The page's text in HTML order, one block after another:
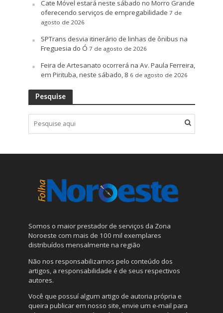
Cate Móvel estará neste sábado no Morro Grande
oferecendo serviços de empregabilidade 7 de
agosto de 2026
SPTrans desvia itinerário de linhas de ônibus na
Freguesia do Ó 7 de agosto de 2026
Feira de Artesanato ocorrerá na Av. Paula Ferreira,
em Pirituba, neste sábado, 8 6 de agosto de 2026
Pesquise
Somos o maior prestador de serviços da Zona
Noroeste com mais de 100 mil exemplares
distribuídos mensalmente na região
Não nos responsabilizamos pelo conteúdo dos
artigos, a responsabilidade é de seus respectivos
autores.
Você que possuí algum artigo de autoria própria e
queira publicar em nosso site, envie um e-mail para